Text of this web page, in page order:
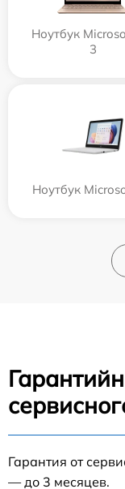
Ноутбук
3
Ноутбук
Гарантия от
— до 3 месяцев.